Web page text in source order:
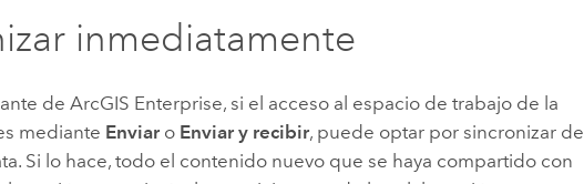
inmediatamente
deArcGIS Enterprise, si el acceso al espacio de trabajo de la
mediante Enviar o Enviar y recibir, puede optar por sincronizar de
Si lo hace, todo el contenido nuevo que se haya compartido con